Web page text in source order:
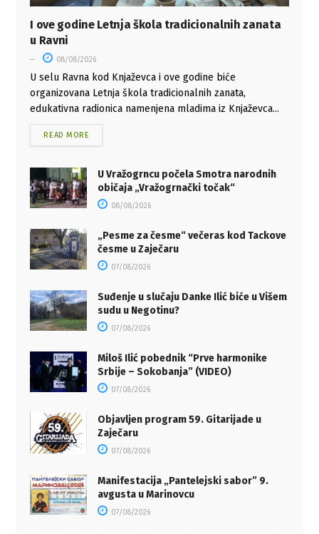
I ove godine Letnja škola tradicionalnih zanata
u Ravni
08/08/2026
U selu Ravna kod Knjaževca i ove godine biće
organizovana Letnja škola tradicionalnih zanata,
edukativna radionica namenjena mladima iz Knjaževca...
READ MORE
U Vražogrncu počela Smotra narodnih
običaja „Vražogrnački točak“
08/08/2026
„Pesme za česme“ večeras kod Tackove
česme u Zaječaru
07/08/2026
Suđenje u slučaju Danke Ilić biće u Višem
sudu u Negotinu?
07/08/2026
Miloš Ilić pobednik “Prve harmonike
Srbije – Sokobanja” (VIDEO)
07/08/2026
Objavljen program 59. Gitarijade u
Zaječaru
07/08/2026
Manifestacija „Pantelejski sabor” 9.
avgusta u Marinovcu
07/08/2026